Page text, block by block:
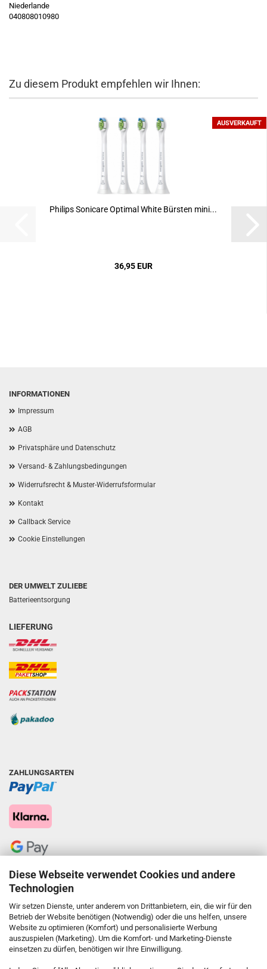
Diese Webseite verwendet Cookies und andere
Technologien
Wir setzen Dienste, unter anderem von Drittanbietern, ein, die wir für den
Betrieb der Website benötigen (Notwendig) oder die uns helfen, unsere
Website zu optimieren (Komfort) und personalisierte Werbung
auszuspielen (Marketing). Um die Komfort- und Marketing-Dienste
einsetzen zu dürfen, benötigen wir Ihre Einwilligung.
Niederlande
040808010980
Zu diesem Produkt empfehlen wir Ihnen:
AUSVERKAUFT
Philips Sonicare Optimal White Bürsten mini...
36,95 EUR
INFORMATIONEN
Impressum
AGB
Privatsphäre und Datenschutz
Versand- & Zahlungsbedingungen
Widerrufsrecht & Muster-Widerrufsformular
Kontakt
Callback Service
Cookie Einstellungen
DER UMWELT ZULIEBE
Batterieentsorgung
LIEFERUNG
ZAHLUNGSARTEN